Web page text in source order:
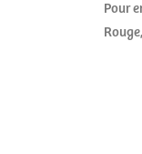
Pour